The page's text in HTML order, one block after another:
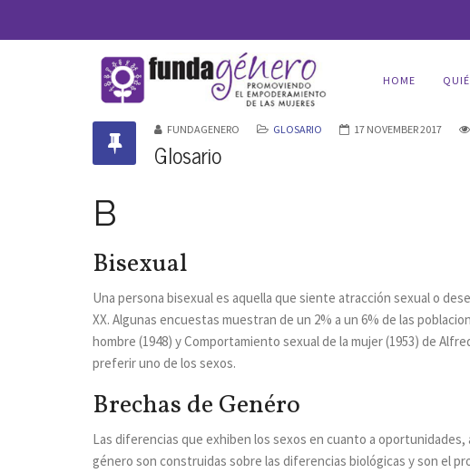
HOME
FUNDAGENERO GLOSARIO 17 NOVEMBER 2017
Glosario
B
Bisexual
Una persona bisexual es aquella que siente atracción sexual o
XX. Algunas encuestas muestran de un 2% a un 6% de las
hombre (1948) y Comportamiento sexual de la mujer (1953) de
preferir uno de los sexos.
Brechas de Genéro
Las diferencias que exhiben los sexos en cuanto a
género son construidas sobre las diferencias biológicas y son el